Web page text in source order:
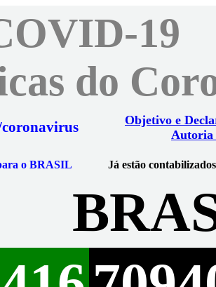
19
do
Objetivo e
Autoria
o BRASIL Já estão